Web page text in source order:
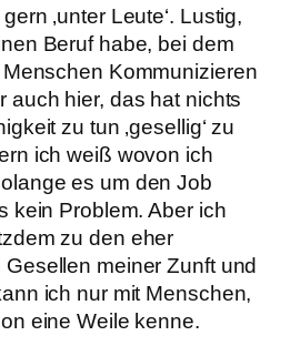
‚unter Leute‘. Lustig,
Beruf habe, bei dem
Kommunizieren
auch hier, das hat nichts
zu tun ‚gesellig‘ zu
ich weiß wovon ich
es um den Job
kein Problem. Aber ich
zu den eher
meiner Zunft und
ich nur mit Menschen,
eine Weile kenne.